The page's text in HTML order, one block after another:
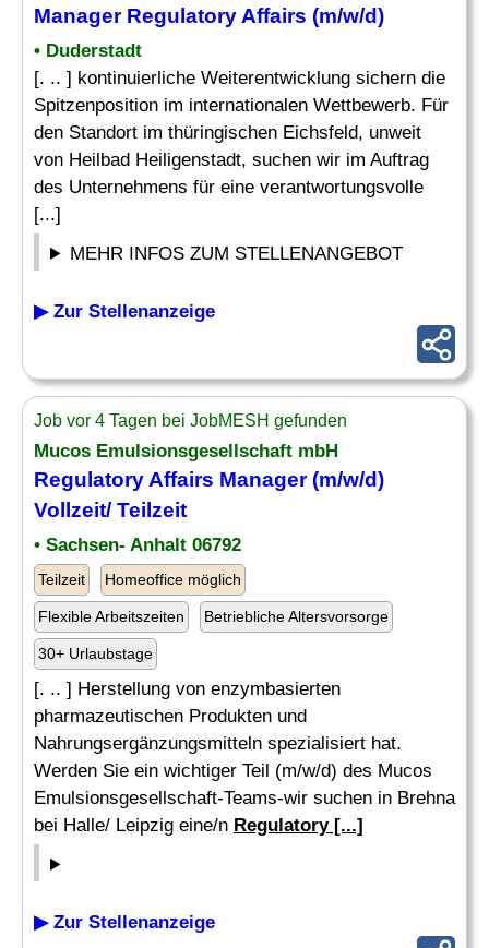
Manager Regulatory Affairs (m/w/d)
• Duderstadt
[. .. ] kontinuierliche Weiterentwicklung sichern die
Spitzenposition im internationalen Wettbewerb. Für
den Standort im thüringischen Eichsfeld, unweit
von Heilbad Heiligenstadt, suchen wir im Auftrag
des Unternehmens für eine verantwortungsvolle
[...]
MEHR INFOS ZUM STELLENANGEBOT
▶ Zur Stellenanzeige
Job vor 4 Tagen bei JobMESH gefunden
Mucos Emulsionsgesellschaft mbH
Regulatory Affairs Manager (m/w/d)
Vollzeit/ Teilzeit
• Sachsen- Anhalt 06792
Teilzeit Homeoffice möglich
Flexible Arbeitszeiten Betriebliche Altersvorsorge
30+ Urlaubstage
[. .. ] Herstellung von enzymbasierten
pharmazeutischen Produkten und
Nahrungsergänzungsmitteln spezialisiert hat.
Werden Sie ein wichtiger Teil (m/w/d) des Mucos
Emulsionsgesellschaft-Teams-wir suchen in Brehna
bei Halle/ Leipzig eine/n Regulatory [...]
▶ Zur Stellenanzeige